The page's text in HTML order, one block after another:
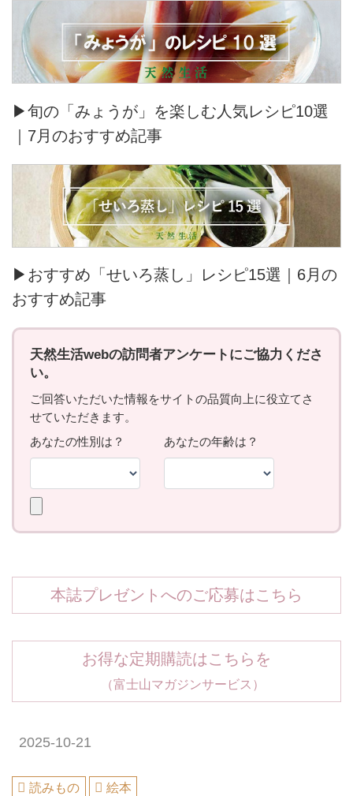
▶旬の「みょうが」を楽しむ人気レシピ10選
｜7月のおすすめ記事
▶おすすめ「せいろ蒸し」レシピ15選｜6月の
おすすめ記事
本誌プレゼントへのご応募はこちら
お得な定期購読はこちらを
（富士山マガジンサービス）
2025-10-21
読みもの
絵本